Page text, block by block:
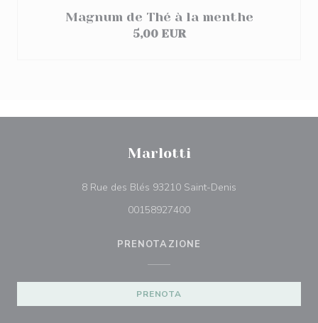
Magnum de Thé à la menthe
5,00 EUR
Marlotti
8 Rue des Blés 93210 Saint-Denis
00158927400
PRENOTAZIONE
PRENOTA